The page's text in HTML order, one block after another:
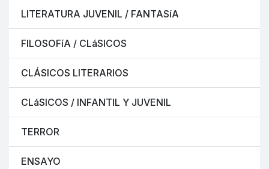
LITERATURA JUVENIL / FANTASíA
FILOSOFíA / CLáSICOS
CLÁSICOS LITERARIOS
CLáSICOS / INFANTIL Y JUVENIL
TERROR
ENSAYO